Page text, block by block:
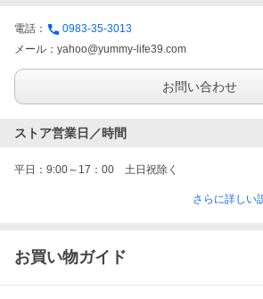
電話：
0983-35-3013
メール： yahoo@yummy-life39.com
お問い合わせ
ストア営業日／時間
平日：9:00～17：00　土日祝除く
さらに詳しい
お買い物ガイド